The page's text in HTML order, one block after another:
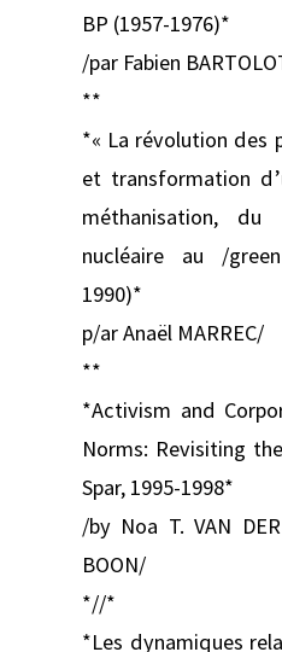
BP (1957-1976)*
/par Fabien
**
*« La révolution des
et transformation
méthanisation, du
nucléaire au /
1990)*
p/ar Anaël MARREC/
**
*Activism and
Norms: Revisiting
Spar, 1995-1998*
/by Noa T. VAN
BOON/
*//*
*Les dynamiques